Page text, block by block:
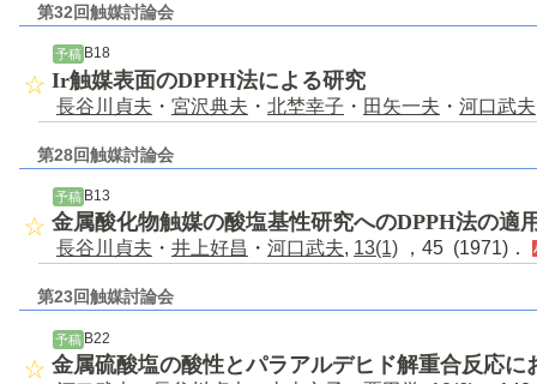
第32回触媒討論会
予稿 B18
Ir触媒表面のDPPH法による研究
長谷川貞夫 ・ 宮沢典夫 ・ 北埜幸子 ・ 田矢一夫 ・ 河口武夫
第28回触媒討論会
予稿 B13
金属酸化物触媒の酸塩基性研究へのDPPH法の適
長谷川貞夫 ・ 井上好昌 ・ 河口武夫, 13(1) ，45 (1971)．
第23回触媒討論会
予稿 B22
金属硫酸塩の酸性とパラアルデヒド解重合反応に